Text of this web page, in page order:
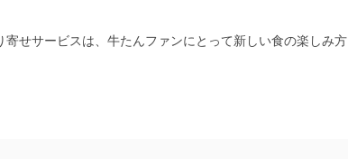
せサービスは、牛たんファンにとって新しい食の楽しみ方